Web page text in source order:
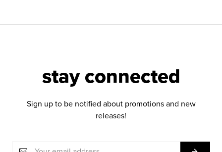
stay connected
Sign up to be notified about promotions and new
releases!